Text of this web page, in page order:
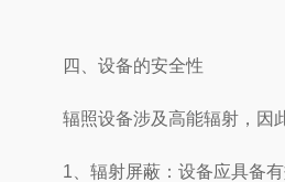
四、设备的安全性
辐照设备涉及高能辐射，因此
1、辐射屏蔽：设备应具备有